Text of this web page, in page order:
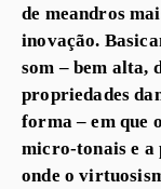
de meandros
inovação.
som – bem alta,
propriedades
forma – em que
micro-tonais e a
onde o